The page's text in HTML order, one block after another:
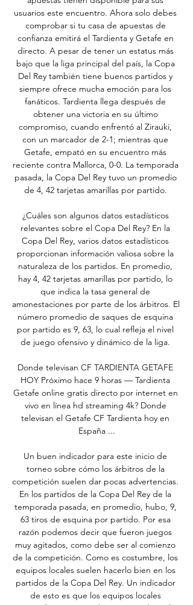
usuarios este encuentro. Ahora solo debes
comprobar si tu casa de apuestas de
confianza emitirá el Tardienta y Getafe en
directo. A pesar de tener un estatus más
bajo que la liga principal del país, la Copa
Del Rey también tiene buenos partidos y
siempre ofrece mucha emoción para los
fanáticos. Tardienta llega después de
obtener una victoria en su último
compromiso, cuando enfrentó al Zirauki,
con un marcador de 2-1; mientras que
Getafe, empató en su encuentro más
reciente contra Mallorca, 0-0. La temporada
pasada, la Copa Del Rey tuvo un promedio
de 4, 42 tarjetas amarillas por partido.
¿Cuáles son algunos datos estadísticos
relevantes sobre el Copa Del Rey? En la
Copa Del Rey, varios datos estadísticos
proporcionan información valiosa sobre la
naturaleza de los partidos. En promedio,
hay 4, 42 tarjetas amarillas por partido, lo
que indica la tasa general de
amonestaciones por parte de los árbitros. El
número promedio de saques de esquina
por partido es 9, 63, lo cual refleja el nivel
de juego ofensivo y dinámico de la liga.
Donde televisan CF TARDIENTA GETAFE
HOY Próximo hace 9 horas — Tardienta
Getafe online gratis directo por internet en
vivo en línea hd streaming 4k? Donde
televisan el Getafe CF Tardienta hoy en
España ...
Un buen indicador para este inicio de
torneo sobre cómo los árbitros de la
competición suelen dar pocas advertencias.
En los partidos de la Copa Del Rey de la
temporada pasada, en promedio, hubo, 9,
63 tiros de esquina por partido. Por esa
razón podemos decir que fueron juegos
muy agitados, como debe ser al comienzo
de la competición. Como es costumbre, los
equipos locales suelen hacerlo bien en los
partidos de la Copa Del Rey. Un indicador
de esto es que los equipos locales